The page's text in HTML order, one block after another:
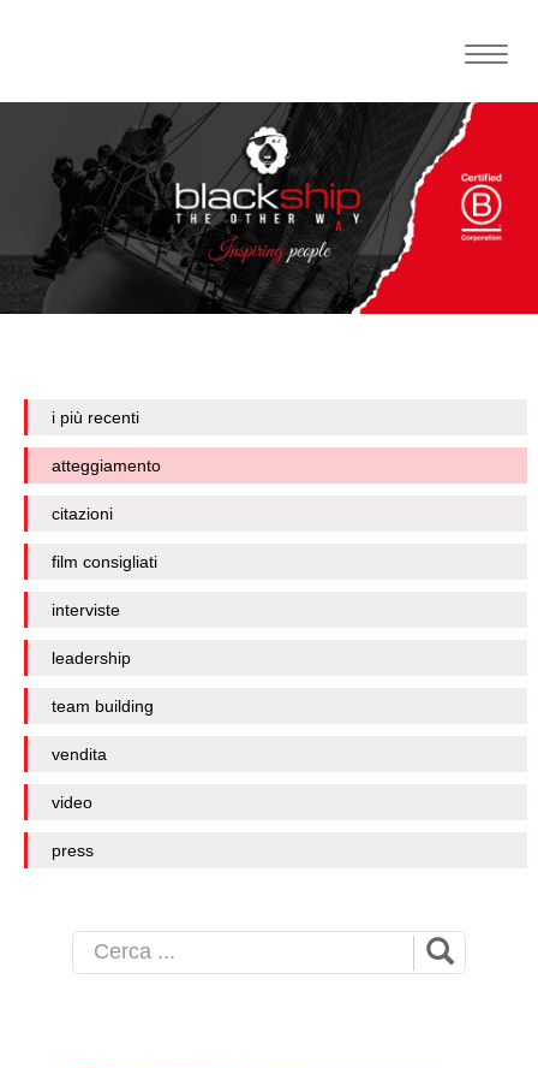
Toggle
i più recenti
atteggiamento
citazioni
film consigliati
interviste
leadership
team building
vendita
video
press